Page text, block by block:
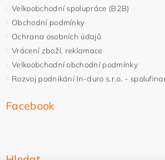
Velkoobchodní spolupráce (B2B)
Obchodní podmínky
Ochrana osobních údajů
Vrácení zboží, reklamace
Velkoobchodní obchodní podmínky
Rozvoj podnikání In-duro s.r.o. -
Facebook